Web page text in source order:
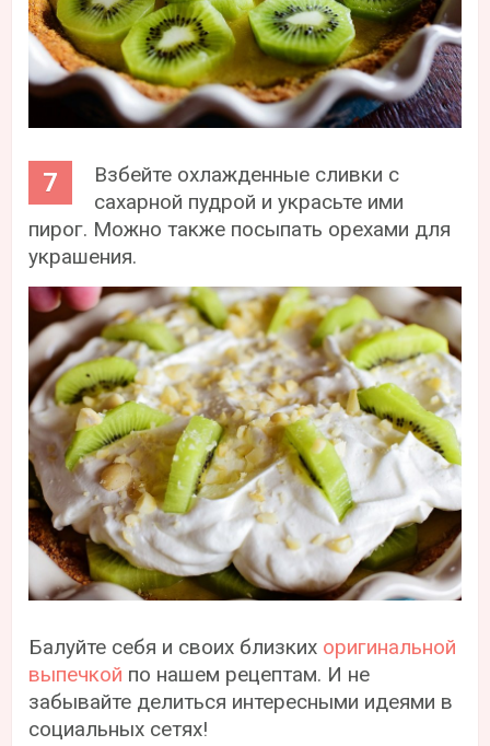
Взбейте охлажденные сливки с
сахарной пудрой и украсьте ими
пирог. Можно также посыпать орехами для
украшения.
Балуйте себя и своих близких оригинальной
выпечкой по нашем рецептам. И не
забывайте делиться интересными идеями в
социальных сетях!